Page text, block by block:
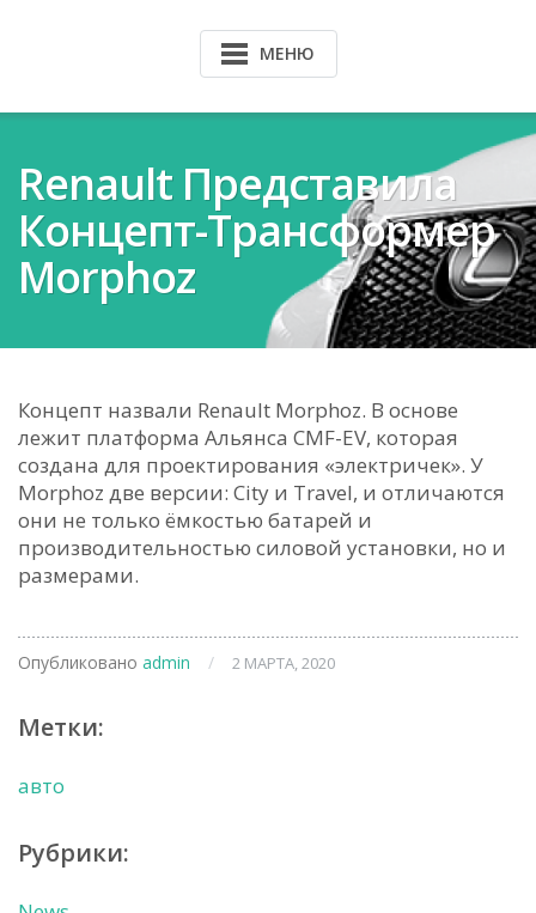
МЕНЮ
Renault Представила
Концепт-Трансформер
Morphoz
Концепт назвали Renault Morphoz. В основе
лежит платформа Альянса CMF-EV, которая
создана для проектирования «электричек». У
Morphoz две версии: City и Travel, и отличаются
они не только ёмкостью батарей и
производительностью силовой установки, но и
размерами.
Опубликовано admin / 2 МАРТА, 2020
Метки:
авто
Рубрики: